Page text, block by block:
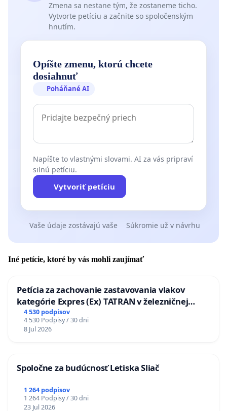
Zmena sa nestane tým, že zostaneme ticho.
Vytvorte petíciu a začnite so spoločenským
hnutím.
Opíšte zmenu, ktorú chcete
dosiahnuť
Poháňané AI
Napíšte to vlastnými slovami. AI za vás pripraví
silnú petíciu.
Vytvoriť petíciu
Vaše údaje zostávajú vaše Súkromie už v návrhu
Iné petície, ktoré by vás mohli zaujímať
Petícia za zachovanie zastavovania vlakov
kategórie Expres (Ex) TATRAN v železničnej
stanici Púchov
4 530 podpisov
4 530 Podpisy / 30 dni
8 Jul 2026
Spoločne za budúcnosť Letiska Sliač
1 264 podpisov
1 264 Podpisy / 30 dni
23 Jul 2026